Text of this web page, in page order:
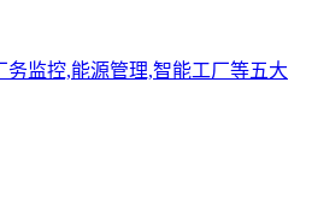
监控,能源管理,智能工厂等五大